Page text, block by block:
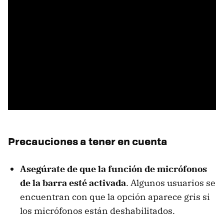
Precauciones a tener en cuenta
Asegúrate de que la función de micrófonos
de la barra esté activada. Algunos usuarios se
encuentran con que la opción aparece gris si
los micrófonos están deshabilitados.